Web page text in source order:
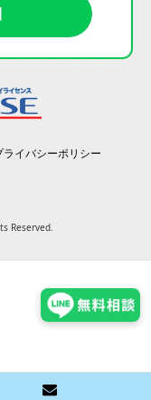
ライバシーポリシー
Reserved.